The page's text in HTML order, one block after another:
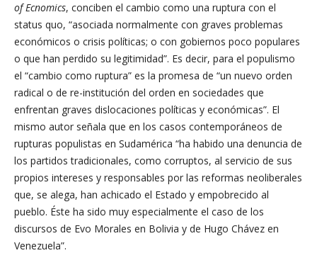
of Ecnomics, conciben el cambio como una ruptura con el
status quo, “asociada normalmente con graves problemas
económicos o crisis políticas; o con gobiernos poco populares
o que han perdido su legitimidad”. Es decir, para el populismo
el “cambio como ruptura” es la promesa de “un nuevo orden
radical o de re-institución del orden en sociedades que
enfrentan graves dislocaciones políticas y económicas”. El
mismo autor señala que en los casos contemporáneos de
rupturas populistas en Sudamérica “ha habido una denuncia de
los partidos tradicionales, como corruptos, al servicio de sus
propios intereses y responsables por las reformas neoliberales
que, se alega, han achicado el Estado y empobrecido al
pueblo. Éste ha sido muy especialmente el caso de los
discursos de Evo Morales en Bolivia y de Hugo Chávez en
Venezuela”.